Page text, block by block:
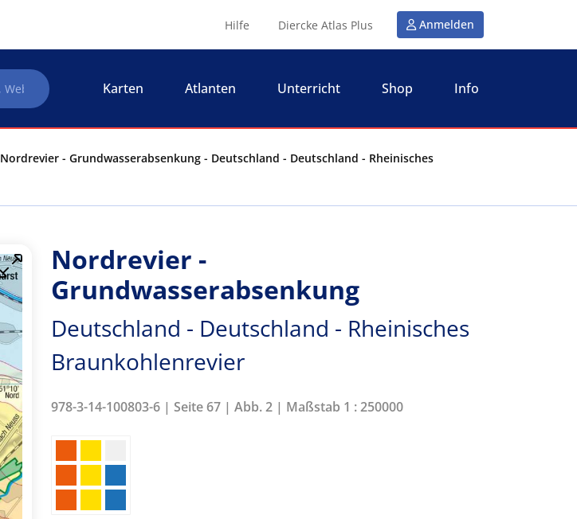
Hilfe Diercke Atlas Plus Anmelden
Karten Atlanten Unterricht Shop Info
Nordrevier - Grundwasserabsenkung - Deutschland - Deutschland - Rheinisches
Nordrevier -
Grundwasserabsenkung
Deutschland - Deutschland - Rheinisches
Braunkohlenrevier
978-3-14-100803-6 | Seite 67 | Abb. 2 | Maßstab 1 : 250000